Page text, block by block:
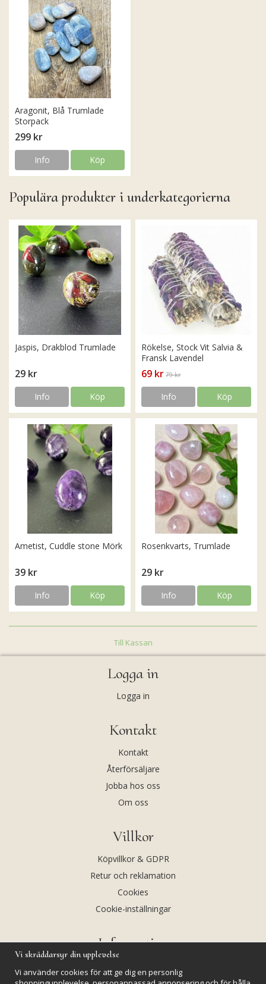
Aragonit, Blå Trumlade
Storpack
299 kr
Info Köp
Populära produkter i underkategorierna
Jaspis, Drakblod Trumlade
29 kr
Info Köp
Rökelse, Stock Vit Salvia &
Fransk Lavendel
69 kr 79 kr
Info Köp
Ametist, Cuddle stone Mörk
39 kr
Info Köp
Rosenkvarts, Trumlade
29 kr
Info Köp
Till Kassan
Logga in
Logga in
Kontakt
Kontakt
Återförsäljare
Jobba hos oss
Om oss
Villkor
Köpvillkor & GDPR
Retur och reklamation
Cookies
Cookie-inställningar
Information
Vi skräddarsyr din upplevelse
Vi använder cookies för att ge dig en personlig